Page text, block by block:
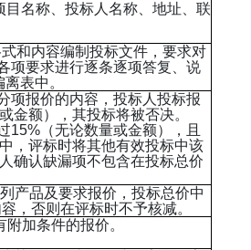
名称、投标人名称、地址、联
和内容编制投标文件，要求对
项要求进行逐条逐项答复、说
表中。
项报价的内容，投标人投标报
金额），其投标将被否决。
15%（无论数量或金额），且
，评标时将其他有效投标中该
确认缺漏项不包含在投标总价
产品及要求报价，投标总价中
，否则在评标时不予核减。
加条件的报价。